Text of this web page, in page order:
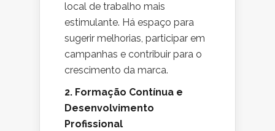
local de trabalho mais
estimulante. Há espaço para
sugerir melhorias, participar em
campanhas e contribuir para o
crescimento da marca.
2. Formação Contínua e
Desenvolvimento
Profissional